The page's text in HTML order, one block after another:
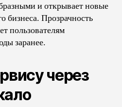
и открывает новые
бизнеса. Прозрачность
пользователям
заранее.
через